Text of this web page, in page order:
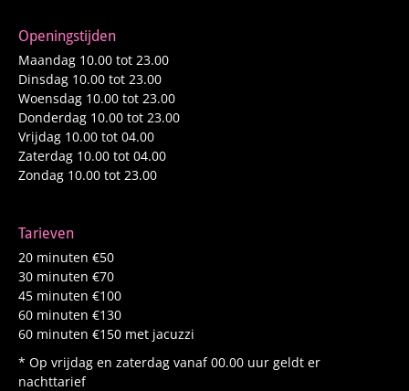
Openingstijden
Maandag 10.00 tot 23.00
Dinsdag 10.00 tot 23.00
Woensdag 10.00 tot 23.00
Donderdag 10.00 tot 23.00
Vrijdag 10.00 tot 04.00
Zaterdag 10.00 tot 04.00
Zondag 10.00 tot 23.00
Tarieven
20 minuten €50
30 minuten €70
45 minuten €100
60 minuten €130
60 minuten €150 met jacuzzi
* Op vrijdag en zaterdag vanaf 00.00 uur geldt er
nachttarief